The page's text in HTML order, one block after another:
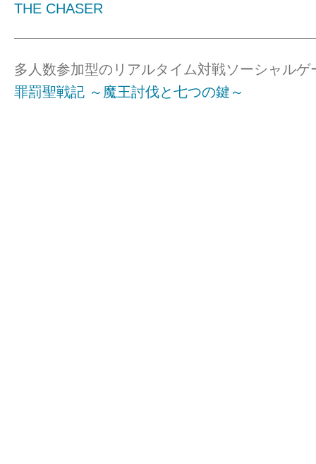
THE CHASER
多人数参加型のリアルタイム対戦ソーシャルゲ
罪罰聖戦記 ～魔王討伐と七つの鍵～